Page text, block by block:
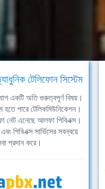
টেলিফোন সিস্টেম
একটি অতি গুরুত্বপূর্ণ বিষয়।
পারে টেলিকমিউনিকেশন।
এনেছে আলফা পিবিএক্স।
পিবিএক্স সার্ভিসের সবন্বয়ে
প্রদান করে।